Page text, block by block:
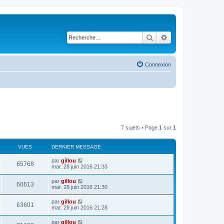
Rechercher
Connexion
7 sujets • Page 1 sur 1
VUES DERNIER MESSAGE
65768 par gillou
mar. 28 juin 2016 21:33
60613 par gillou
mar. 28 juin 2016 21:30
63601 par gillou
mar. 28 juin 2016 21:28
par gillou